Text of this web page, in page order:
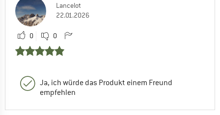
Lancelot
22.01.2026
0 0
Ja, ich würde das Produkt einem Freund
empfehlen